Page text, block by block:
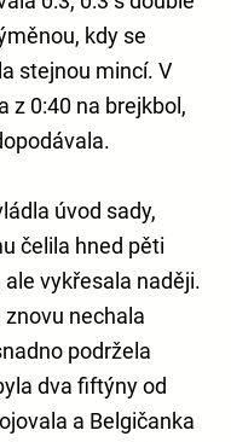
kdy se
stejnou mincí. V
z 0:40 na brejkbol,
úvod sady,
čelila hned pěti
vykřesala naději.
nechala
podržela
dva fiftýny od
a Belgičanka